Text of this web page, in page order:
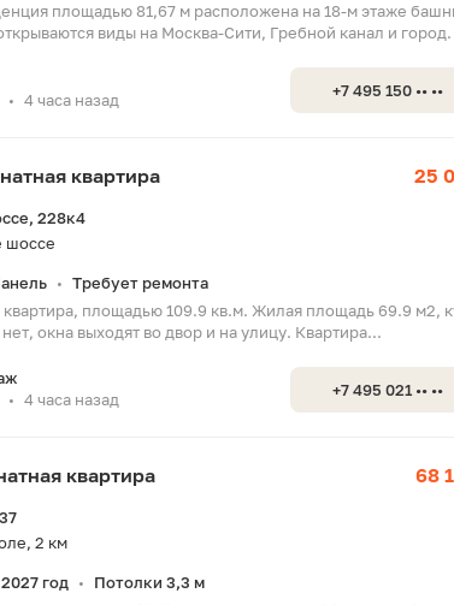
площадью 81,67 м расположена на 18-м этаже
виды на Москва-Сити, Гребной канал и
• 4 часа назад +7 495 150 •• ••
квартира 25
228к4
шоссе
• Требует ремонта
площадью 109.9 кв.м. Жилая площадь 69.9 м2,
окна выходят во двор и на улицу. Квартира...
• 4 часа назад +7 495 021 •• ••
квартира 68
2 км
2027 год •
Потолки 3,3 м